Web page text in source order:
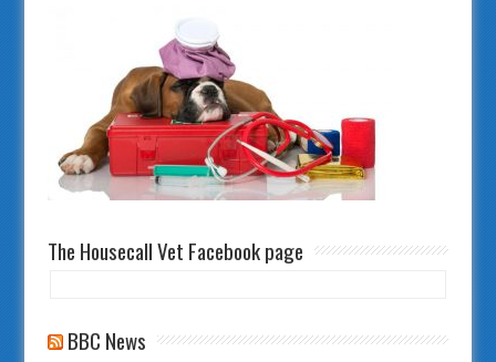
The Housecall Vet Facebook page
BBC News